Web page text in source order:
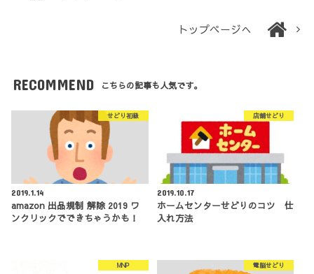
トップページへ
RECOMMEND こちらの記事も人気です。
せどり初級
2019.1.14
amazon 出品規制 解除 2019 ワ
ンクリックでできちゃうかも！
店舗せどり
2019.10.17
ホームセンターせどりのコツ 仕
入れ方法
MNP 電脳せどり